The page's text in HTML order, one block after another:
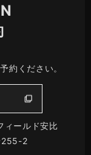
約ください。
ィールド安比
255-2